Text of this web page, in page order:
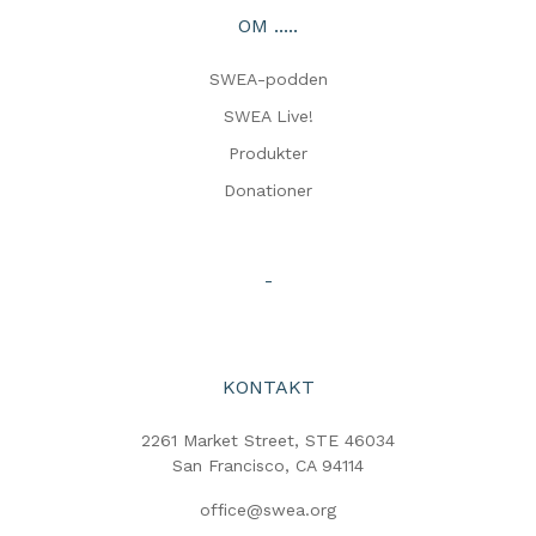
OM .....
SWEA-podden
SWEA Live!
Produkter
Donationer
-
KONTAKT
2261 Market Street, STE 46034
San Francisco, CA 94114
office@swea.org